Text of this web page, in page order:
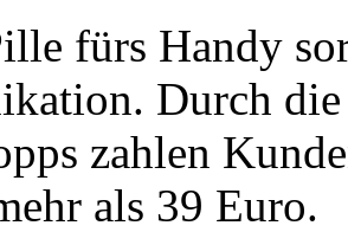
fürs Handy
Durch
zahlen
als 39 Euro.